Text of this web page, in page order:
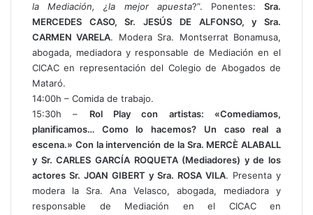
la Mediación, ¿la mejor apuesta?”. Ponentes:Sra.
MERCEDES CASO, Sr. JESÚS DE ALFONSO, y Sra.
CARMEN VARELA. Modera Sra. Montserrat Bonamusa,
abogada, mediadora y responsable de Mediación en el
CICAC en representación del Colegio de Abogados de
Mataró.
14:00h – Comida de trabajo.
15:30h – Rol Play con artistas: «Comediamos,
planificamos… Como lo hacemos? Un caso real a
escena.» Con la intervención de la Sra. MERCÈ ALABALL
y Sr. CARLES GARCÍA ROQUETA (Mediadores) y de los
actores Sr. JOAN GIBERT y Sra. ROSA VILA. Presenta y
modera la Sra. Ana Velasco, abogada, mediadora y
responsable de Mediación en el CICAC en